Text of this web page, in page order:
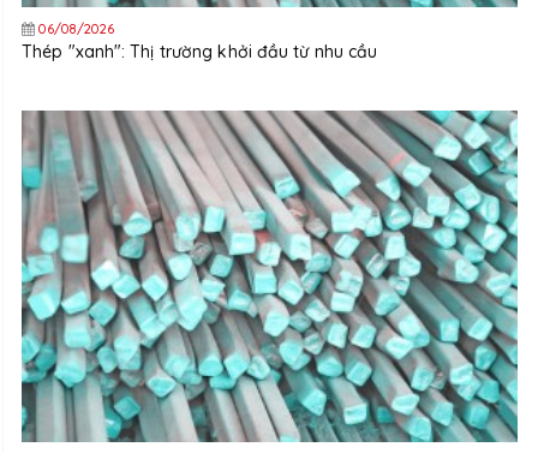
06/08/2026
Thép "xanh": Thị trường khởi đầu từ nhu cầu